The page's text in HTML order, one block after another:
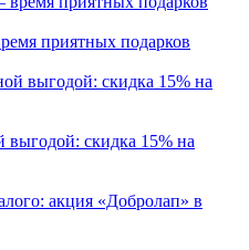
приятных подарков
скидка 15% на